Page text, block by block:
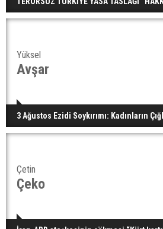
Yüksel
Avşar
3 Ağustos Ezidi Soykırımı: Kadınların
Çetin
Çeko